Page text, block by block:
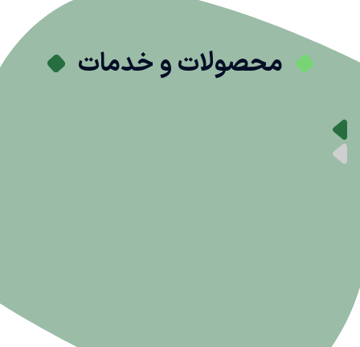
محصولات و خدمات